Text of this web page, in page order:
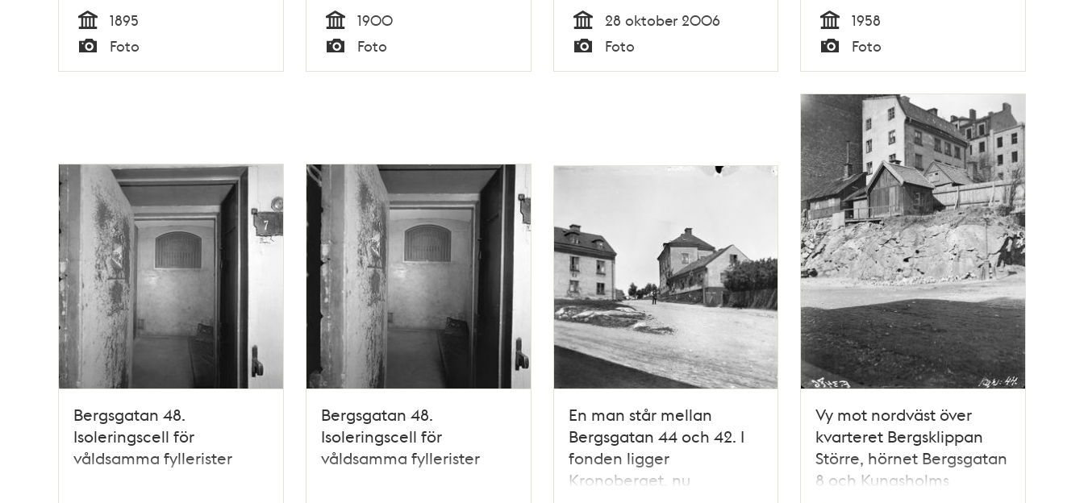
Tid
1895
Typ
Foto Tid
1900
Typ
Foto Tid
28 oktober 2006
Typ
Foto Tid
1958
Typ
Foto
Bergsgatan 48.
Isoleringscell för
våldsamma fyllerister
Bergsgatan 48.
Isoleringscell för
våldsamma fyllerister
En man står mellan
Bergsgatan 44 och 42. I
fonden ligger
Kronoberget, nu
Vy mot nordväst över
kvarteret Bergsklippan
Större, hörnet Bergsgatan
8 och Kungsholms